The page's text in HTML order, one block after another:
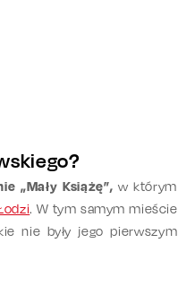
„Mały Książę”, w którym
. W tym samym mieście
nie były jego pierwszym